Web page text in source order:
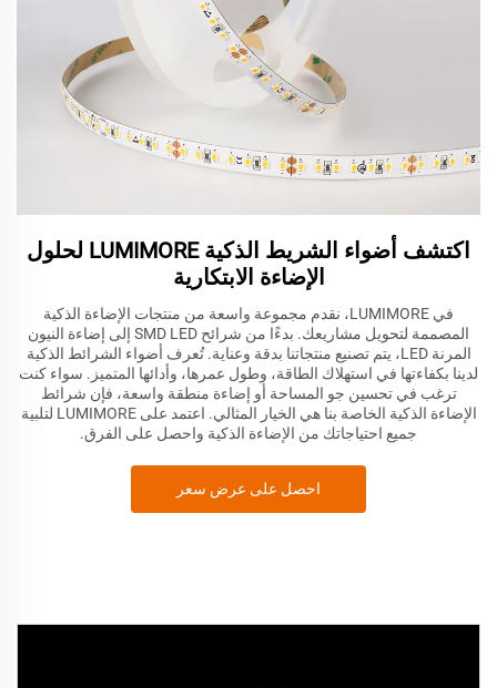
اكتشف أضواء الشريط الذكية LUMIMORE لحلول
الإضاءة الابتكارية
في LUMIMORE، نقدم مجموعة واسعة من منتجات الإضاءة الذكية
المصممة لتحويل مشاريعك. بدءًا من شرائح SMD LED إلى إضاءة النيون
المرنة LED، يتم تصنيع منتجاتنا بدقة وعناية. تُعرف أضواء الشرائط الذكية
لدينا بكفاءتها في استهلاك الطاقة، وطول عمرها، وأدائها المتميز. سواء كنت
ترغب في تحسين جو المساحة أو إضاءة منطقة واسعة، فإن شرائط
الإضاءة الذكية الخاصة بنا هي الخيار المثالي. اعتمد على LUMIMORE لتلبية
جميع احتياجاتك من الإضاءة الذكية واحصل على الفرق.
احصل على عرض سعر